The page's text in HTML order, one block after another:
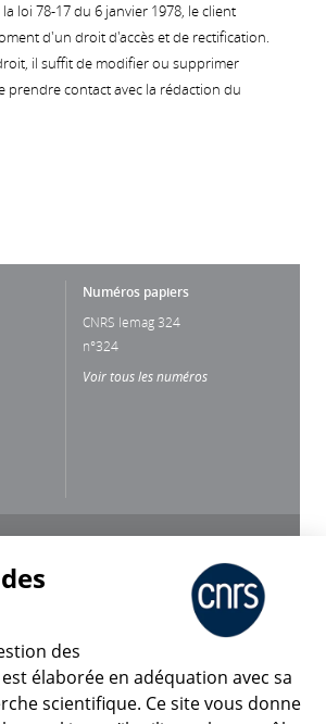
loi 78-17 du 6 janvier 1978, le client
d'un droit d'accès et de rectification.
il suffit de modifier ou supprimer
prendre contact avec la rédaction du
Numéros papiers
CNRS lemag 324
n°324
Voir tous les numéros
CNRS Le Mag
des
est élaborée en adéquation avec sa
scientifique. Ce site vous donne